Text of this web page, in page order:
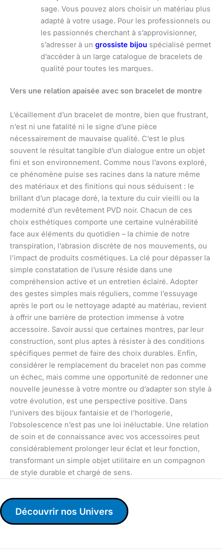
sage. Vous pouvez alors choisir un matériau plus
adapté à votre usage. Pour les professionnels ou
les passionnés cherchant à s’approvisionner,
s’adresser à un grossiste bijou spécialisé permet
d’accéder à un large catalogue de bracelets de
qualité pour toutes les marques.
Vers une relation apaisée avec son bracelet de montre
L’écaillement d’un bracelet de montre, bien que frustrant,
n’est ni une fatalité ni le signe d’une pièce
nécessairement de mauvaise qualité. C’est le plus
souvent le résultat tangible d’un dialogue entre un objet
fini et son environnement. Comme nous l’avons exploré,
ce phénomène puise ses racines dans la nature même
des matériaux et des finitions qui nous séduisent : le
brillant d’un placage doré, la texture du cuir vieilli ou la
modernité d’un revêtement PVD noir. Chacun de ces
choix esthétiques comporte une certaine vulnérabilité
face aux éléments du quotidien – la chimie de notre
transpiration, l’abrasion discrète de nos mouvements, ou
l’impact de produits cosmétiques. La clé pour dépasser la
simple constatation de l’usure réside dans une
compréhension active et un entretien éclairé. Adopter
des gestes simples mais réguliers, comme l’essuyage
après le port ou le nettoyage adapté au matériau, revient
à offrir une barrière de protection immense à votre
accessoire. Savoir aussi que certaines montres, par leur
construction, sont plus aptes à résister à des conditions
spécifiques permet de faire des choix durables. Enfin,
considérer le remplacement du bracelet non pas comme
un échec, mais comme une opportunité de redonner une
nouvelle jeunesse à votre montre ou d’adapter son style à
votre évolution, est une perspective positive. Dans
l’univers des bijoux fantaisie et de l’horlogerie,
l’obsolescence n’est pas une loi inéluctable. Une relation
de soin et de connaissance avec vos accessoires peut
considérablement prolonger leur éclat et leur fonction,
transformant un simple objet utilitaire en un compagnon
de style durable et chargé de sens.
Découvrir nos Univers